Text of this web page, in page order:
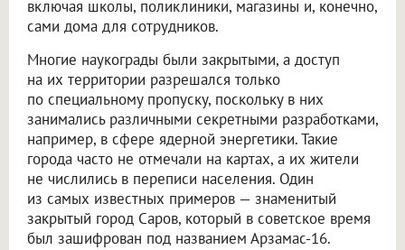
включая школы, поликлиники, магазины и, конечно,
сами дома для сотрудников.
Многие наукограды были закрытыми, а доступ
на их территории разрешался только
по специальному пропуску, поскольку в них
занимались различными секретными разработками,
например, в сфере ядерной энергетики. Такие
города часто не отмечали на картах, а их жители
не числились в переписи населения. Один
из самых известных примеров — знаменитый
закрытый город Саров, который в советское время
был зашифрован под названием Арзамас-16.